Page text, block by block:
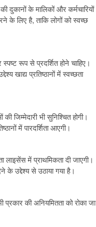
दुकानों के मालिकों और कर्मचारियों
के लिए है, ताकि लोगों को स्वच्छ
रूप से प्रदर्शित होने चाहिए।
खाद्य प्रतिष्ठानों में स्वच्छता
भी सुनिश्चित होगी।
में पारदर्शिता आएगी।
लाइसेंस में प्राथमिकता दी जाएगी।
के उद्देश्य से उठाया गया है।
की अनियमितता को रोका जा